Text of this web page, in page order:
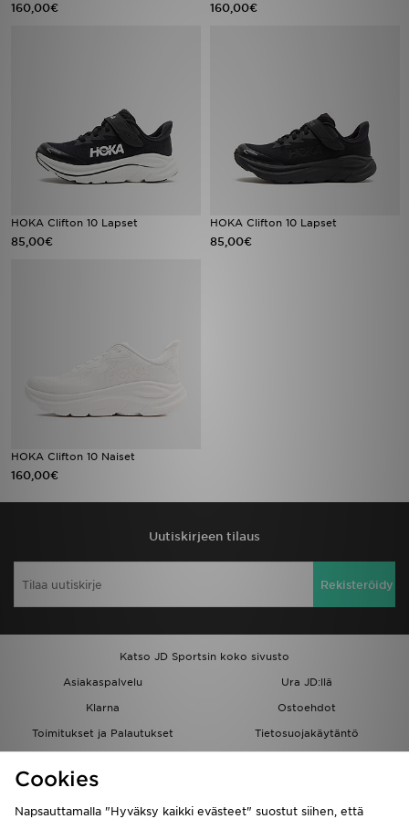
160,00€ 160,00€
HOKA Clifton 10 Lapset
85,00€
HOKA Clifton 10 Lapset
85,00€
HOKA Clifton 10 Naiset
160,00€
Uutiskirjeen tilaus
Rekisteröidy
Katso JD Sportsin koko sivusto
Asiakaspalvelu
Ura JD:llä
Klarna
Ostoehdot
Toimitukset ja Palautukset
Tietosuojakäytäntö
Löydä myymälä
Kumppanuusohjelma
JD Blog
Minun viestini
Cookies
Napsauttamalla "Hyväksy kaikki evästeet" suostut siihen, että